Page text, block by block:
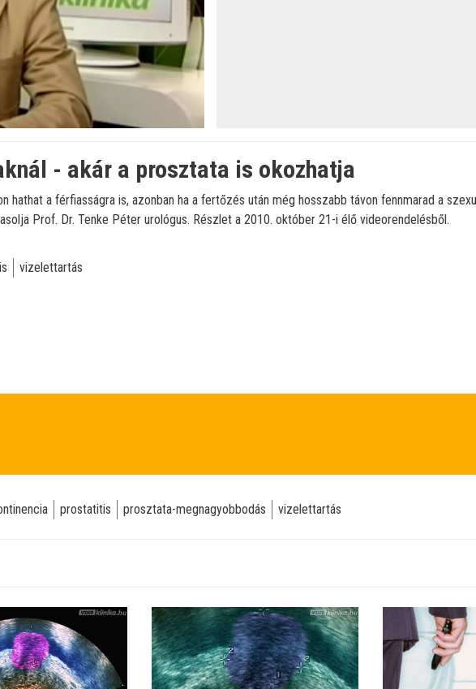
- akár a prosztata is okozhatja
hathat a férfiasságra is, azonban ha a fertőzés után még hosszabb távon fennmarad a
Prof. Dr. Tenke Péter urológus. Részlet a 2010. október 21-i élő videorendelésből.
vizelettartás
prostatitis prosztata-megnagyobbodás vizelettartás